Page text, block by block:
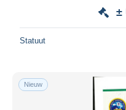
±
Statuut
Nieuw